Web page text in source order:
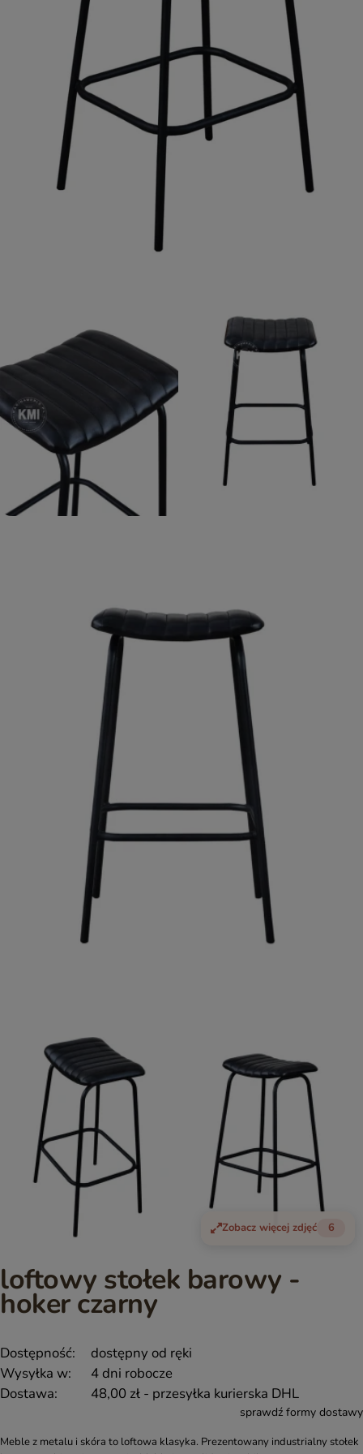
Zobacz więcej zdjęć 6
loftowy stołek barowy -
hoker czarny
Dostępność:
dostępny od ręki
Wysyłka w:
4 dni robocze
Dostawa:
48,00 zł - przesyłka kurierska DHL
sprawdź formy dostawy
Meble z metalu i skóra to loftowa klasyka. Prezentowany industrialny stołek